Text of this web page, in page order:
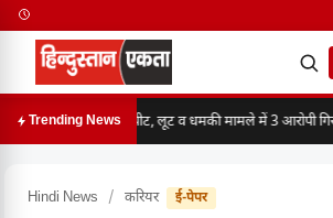
Trending Newsमारपीट, लूट व धमकी मामले में 3 आरोपी
Hindi News / करियर ई-पेपर